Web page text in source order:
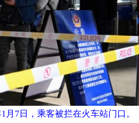
7日，乘客被拦在火车站门口。